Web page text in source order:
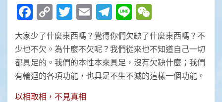
Facebook
Copy
Link
Twitter
EmailTelegram
Line
大家少了什麼東西嗎？覺得你們欠缺了什麼東西嗎？不
少也不欠。為什麼不欠呢？我們從來也不知道自己一切
都具足的。我們的本性本來具足，沒有欠缺什麼；我們
有輪迴的各項功能，也具足不生不滅的這樣一個功能。
以相取相，不見真相